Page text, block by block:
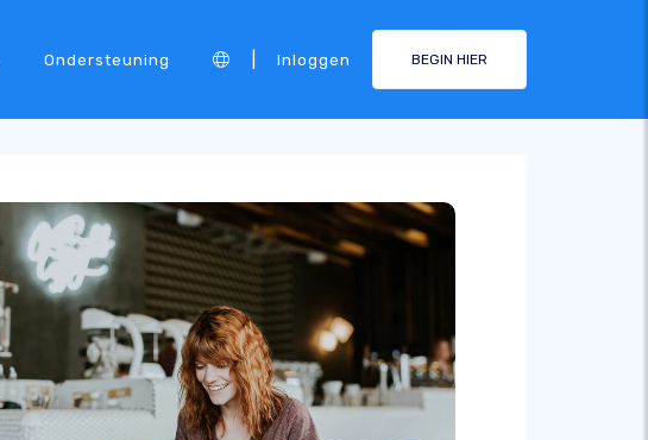
Ondersteuning Inloggen BEGIN HIER